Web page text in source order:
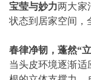
宝莹与妙力两大家
状态到居家空间，
春律净韧，蓬然“立
当头皮环境逐渐适